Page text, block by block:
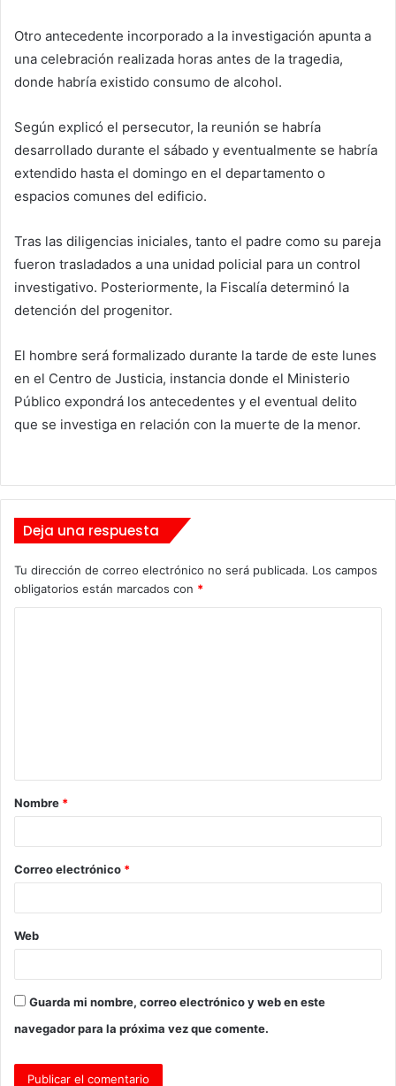
Otro antecedente incorporado a la investigación apunta a
una celebración realizada horas antes de la tragedia,
donde habría existido consumo de alcohol.
Según explicó el persecutor, la reunión se habría
desarrollado durante el sábado y eventualmente se habría
extendido hasta el domingo en el departamento o
espacios comunes del edificio.
Tras las diligencias iniciales, tanto el padre como su pareja
fueron trasladados a una unidad policial para un control
investigativo. Posteriormente, la Fiscalía determinó la
detención del progenitor.
El hombre será formalizado durante la tarde de este lunes
en el Centro de Justicia, instancia donde el Ministerio
Público expondrá los antecedentes y el eventual delito
que se investiga en relación con la muerte de la menor.
Deja una respuesta
Tu dirección de correo electrónico no será publicada. Los campos
obligatorios están marcados con *
a
r
*
Nombre *
Correo electrónico *
Web
Guarda mi nombre, correo electrónico y web en este
navegador para la próxima vez que comente.